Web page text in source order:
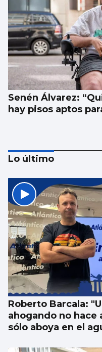
Senén Álvarez:
hay pisos aptos
Las esquelas de
en Vigo
Lo último
Roberto Barcala:
ahogando no hace
sólo aboya en el